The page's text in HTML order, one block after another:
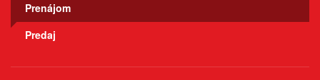
Prenájom
Predaj